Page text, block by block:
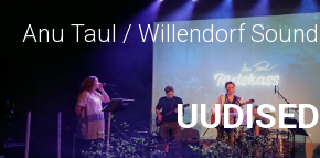
Anu Taul / Willendorf Sound
UUDISED